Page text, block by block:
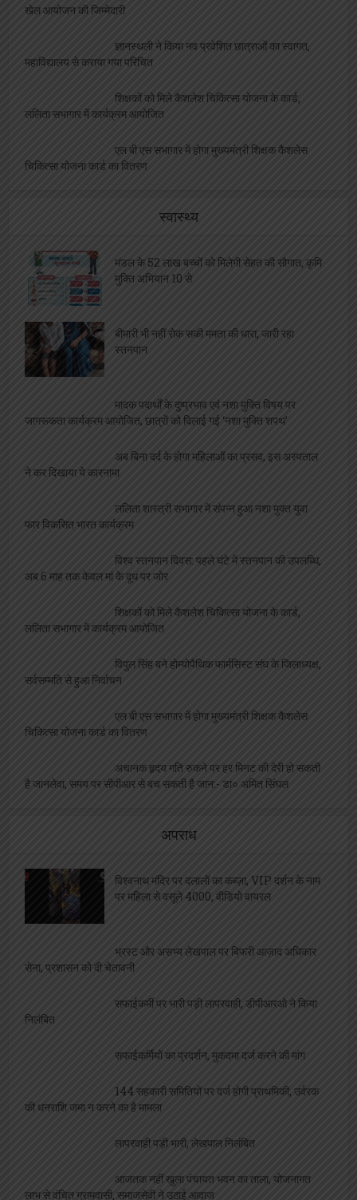
खेल आयोजन की जिम्मेदारी
ज्ञानस्थली ने किया नव प्रवेशित छात्राओं का स्वागत,
महाविद्यालय से कराया गया परिचित
शिक्षकों को मिले कैशलेश चिकित्सा योजना के कार्ड,
ललिता सभागार में कार्यक्रम आयोजित
एल बी एस सभागार में होगा मुख्यमंत्री शिक्षक कैशलेस
चिकित्सा योजना कार्ड का वितरण
स्वास्थ्य
मंडल के 52 लाख बच्चों को मिलेगी सेहत की सौगात, कृमि
मुक्ति अभियान 10 से
बीमारी भी नहीं रोक सकी ममता की धारा, जारी रहा
स्तनपान
मादक पदार्थों के दुष्प्रभाव एवं नशा मुक्ति विषय पर
जागरूकता कार्यक्रम आयोजित, छात्रों को दिलाई गई ‘नशा मुक्ति शपथ’
अब बिना दर्द के होगा महिलाओं का प्रसव, इस अस्पताल
ने कर दिखाया ये कारनामा
ललिता शास्त्री सभागार में संपन्न हुआ नशा मुक्त युवा
फार विकसित भारत कार्यक्रम
विश्व स्तनपान दिवस: पहले घंटे में स्तनपान की उपलब्धि,
अब 6 माह तक केवल मां के दूध पर जोर
शिक्षकों को मिले कैशलेश चिकित्सा योजना के कार्ड,
ललिता सभागार में कार्यक्रम आयोजित
विपुल सिंह बने होम्योपैथिक फार्मसिस्ट संघ के जिलाध्यक्ष,
सर्वसम्मति से हुआ निर्वाचन
एल बी एस सभागार में होगा मुख्यमंत्री शिक्षक कैशलेस
चिकित्सा योजना कार्ड का वितरण
अचानक हृदय गति रुकने पर हर मिनट की देरी हो सकती
है जानलेवा, समय पर सीपीआर से बच सकती है जान:- डा० अमित सिंघल
अपराध
विश्वनाथ मंदिर पर दलालों का कब्ज़ा, VIP दर्शन के नाम
पर महिला से वसूले 4000, वीडियो वायरल
भ्रस्ट और असभ्य लेखपाल पर बिफरी आज़ाद अधिकार
सेना, प्रशासन को दी चेतावनी
सफाईकर्मी पर भारी पड़ी लापरवाही, डीपीआरओ ने किया
निलंबित
सफाईकर्मियों का प्रदर्शन, मुकदमा दर्ज करने की मांग
144 सहकारी समितियों पर दर्ज होगी प्राथमिकी, उर्वरक
की धनराशि जमा न करने का है मामला
लापरवाही पड़ी भारी, लेखपाल निलंबित
आजतक नहीं खुला पंचायत भवन का ताला, योजनागत
लाभ से वंचित ग्रामवासी, समाजसेवी ने उठाई आवाज